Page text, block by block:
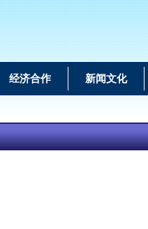
经济合作 新闻文化